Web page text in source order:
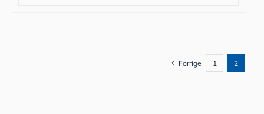
Forrige 1 2